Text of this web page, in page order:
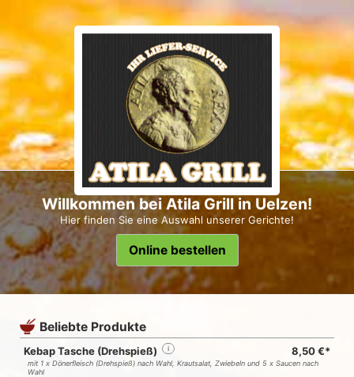
Willkommen bei Atila Grill in Uelzen!
Hier finden Sie eine Auswahl unserer Gerichte!
Online bestellen
Beliebte Produkte
Kebap Tasche (Drehspieß) i 8,50 €*
mit 1 x Dönerfleisch (Drehspieß) nach Wahl, Krautsalat, Zwiebeln und 5 x Saucen nach
Wahl